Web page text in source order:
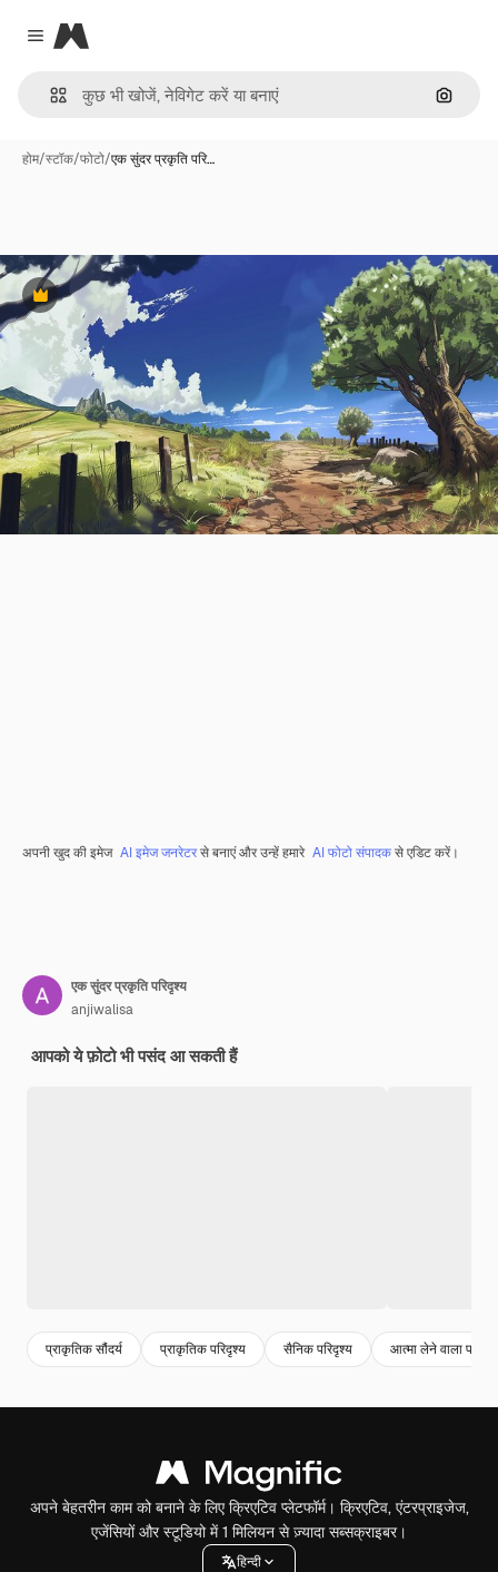
Close menu
Magnific
इमेज से
होम/स्टॉक/फोटो/एक सुंदर प्रकृति परि…
Premium
अपनी खुद की इमेज AI इमेज जनरेटरसे बनाएं और उन्हें हमारे AI फोटो संपादकसे एडिट करें।
एक सुंदर प्रकृति परिदृश्य
anjiwalisa
आपको ये फ़ोटो भी पसंद आ सकती हैं
प्राकृतिक सौंदर्य प्राकृतिक परिदृश्य सैनिक परिदृश्य आत्मा लेने वाला
अपने बेहतरीन काम को बनाने के लिए क्रिएटिव प्लेटफॉर्म। क्रिएटिव, एंटरप्राइजेज,
एजेंसियों और स्टूडियो में 1 मिलियन से ज़्यादा सब्सक्राइबर।
हिन्दी